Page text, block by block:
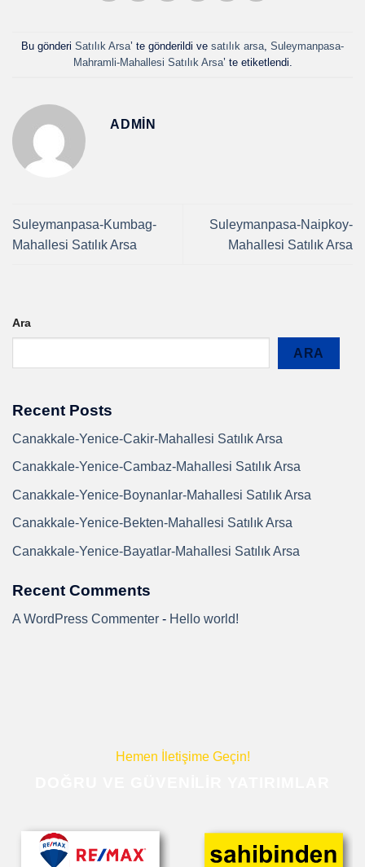
Bu gönderi Satılık Arsa’ te gönderildi ve satılık arsa Suleymanpasa-
Mahramli-Mahallesi Satılık Arsa’ te etiketlendi.
ADMIN
Suleymanpasa-Kumbag-
Mahallesi Satılık Arsa
Suleymanpasa-Naipkoy-
Mahallesi Satılık Arsa
Ara
ARA
Recent Posts
Canakkale-Yenice-Cakir-Mahallesi Satılık Arsa
Canakkale-Yenice-Cambaz-Mahallesi Satılık Arsa
Canakkale-Yenice-Boynanlar-Mahallesi Satılık Arsa
Canakkale-Yenice-Bekten-Mahallesi Satılık Arsa
Canakkale-Yenice-Bayatlar-Mahallesi Satılık Arsa
Recent Comments
A WordPress Commenter - Hello world!
Hemen İletişime Geçin!